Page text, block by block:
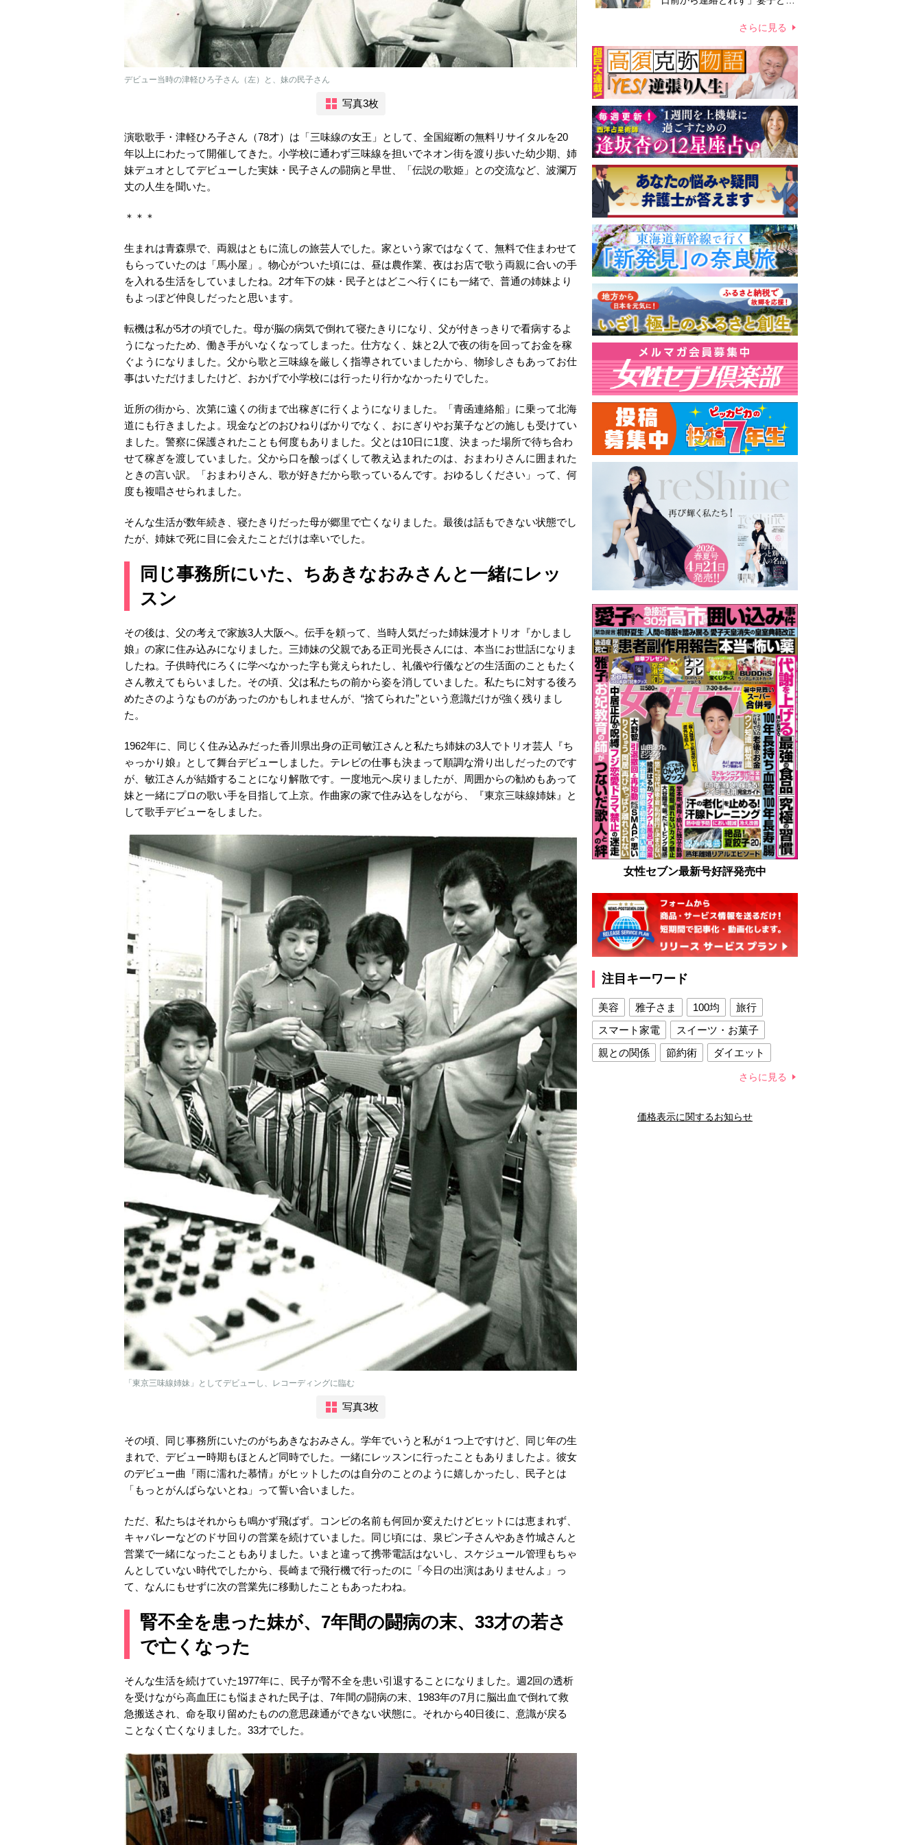
デビュー当時の津軽ひろ子さん（左）と、妹の民子さん
写真3枚
演歌歌手・津軽ひろ子さん（78才）は「三味線の女王」として、全国縦断の無料リサイタルを20
年以上にわたって開催してきた。小学校に通わず三味線を担いでネオン街を渡り歩いた幼少期、姉
妹デュオとしてデビューした実妹・民子さんの闘病と早世、「伝説の歌姫」との交流など、波瀾万
丈の人生を聞いた。
＊＊＊
生まれは青森県で、両親はともに流しの旅芸人でした。家という家ではなくて、無料で住まわせて
もらっていたのは「馬小屋」。物心がついた頃には、昼は農作業、夜はお店で歌う両親に合いの手
を入れる生活をしていましたね。2才年下の妹・民子とはどこへ行くにも一緒で、普通の姉妹より
もよっぽど仲良しだったと思います。
転機は私が5才の頃でした。母が脳の病気で倒れて寝たきりになり、父が付きっきりで看病するよ
うになったため、働き手がいなくなってしまった。仕方なく、妹と2人で夜の街を回ってお金を稼
ぐようになりました。父から歌と三味線を厳しく指導されていましたから、物珍しさもあってお仕
事はいただけましたけど、おかげで小学校には行ったり行かなかったりでした。
近所の街から、次第に遠くの街まで出稼ぎに行くようになりました。「青函連絡船」に乗って北海
道にも行きましたよ。現金などのおひねりばかりでなく、おにぎりやお菓子などの施しも受けてい
ました。警察に保護されたことも何度もありました。父とは10日に1度、決まった場所で待ち合わ
せて稼ぎを渡していました。父から口を酸っぱくして教え込まれたのは、おまわりさんに囲まれた
ときの言い訳。「おまわりさん、歌が好きだから歌っているんです。おゆるしください」って、何
度も複唱させられました。
そんな生活が数年続き、寝たきりだった母が郷里で亡くなりました。最後は話もできない状態でし
たが、姉妹で死に目に会えたことだけは幸いでした。
同じ事務所にいた、ちあきなおみさんと一緒にレッ
スン
その後は、父の考えで家族3人大阪へ。伝手を頼って、当時人気だった姉妹漫才トリオ『かしまし
娘』の家に住み込みになりました。三姉妹の父親である正司光長さんには、本当にお世話になりま
したね。子供時代にろくに学べなかった字も覚えられたし、礼儀や行儀などの生活面のこともたく
さん教えてもらいました。その頃、父は私たちの前から姿を消していました。私たちに対する後ろ
めたさのようなものがあったのかもしれませんが、“捨てられた”という意識だけが強く残りまし
た。
1962年に、同じく住み込みだった香川県出身の正司敏江さんと私たち姉妹の3人でトリオ芸人『ち
ゃっかり娘』として舞台デビューしました。テレビの仕事も決まって順調な滑り出しだったのです
が、敏江さんが結婚することになり解散です。一度地元へ戻りましたが、周囲からの勧めもあって
妹と一緒にプロの歌い手を目指して上京。作曲家の家で住み込をしながら、『東京三味線姉妹』と
して歌手デビューをしました。
「東京三味線姉妹」としてデビューし、レコーディングに臨む
写真3枚
その頃、同じ事務所にいたのがちあきなおみさん。学年でいうと私が１つ上ですけど、同じ年の生
まれで、デビュー時期もほとんど同時でした。一緒にレッスンに行ったこともありましたよ。彼女
のデビュー曲『雨に濡れた慕情』がヒットしたのは自分のことのように嬉しかったし、民子とは
「もっとがんばらないとね」って誓い合いました。
ただ、私たちはそれからも鳴かず飛ばず。コンビの名前も何回か変えたけどヒットには恵まれず、
キャバレーなどのドサ回りの営業を続けていました。同じ頃には、泉ピン子さんやあき竹城さんと
営業で一緒になったこともありました。いまと違って携帯電話はないし、スケジュール管理もちゃ
んとしていない時代でしたから、長崎まで飛行機で行ったのに「今日の出演はありませんよ」っ
て、なんにもせずに次の営業先に移動したこともあったわね。
腎不全を患った妹が、7年間の闘病の末、33才の若さ
で亡くなった
そんな生活を続けていた1977年に、民子が腎不全を患い引退することになりました。週2回の透析
を受けながら高血圧にも悩まされた民子は、7年間の闘病の末、1983年の7月に脳出血で倒れて救
急搬送され、命を取り留めたものの意思疎通ができない状態に。それから40日後に、意識が戻る
ことなく亡くなりました。33才でした。
さらに見る
女性セブン最新号好評発売中
注目キーワード
美容 雅子さま 100均
旅行
スマート家電
スイーツ・お菓子
親との関係
節約術
ダイエット
夫との関係
新津春子 どか食い
さらに見る
価格表示に関するお知らせ